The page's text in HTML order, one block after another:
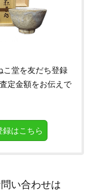
こ堂を友だち登録
定金額をお伝えで
録はこちら
い合わせは